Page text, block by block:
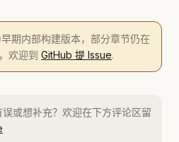
早期内部构建版本，部分章节仍在
欢迎到 GitHub 提 Issue.
误或想补充？欢迎在下方评论区留